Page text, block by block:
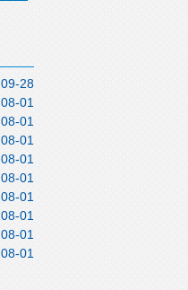
09-28
08-01
08-01
08-01
08-01
08-01
08-01
08-01
08-01
08-01